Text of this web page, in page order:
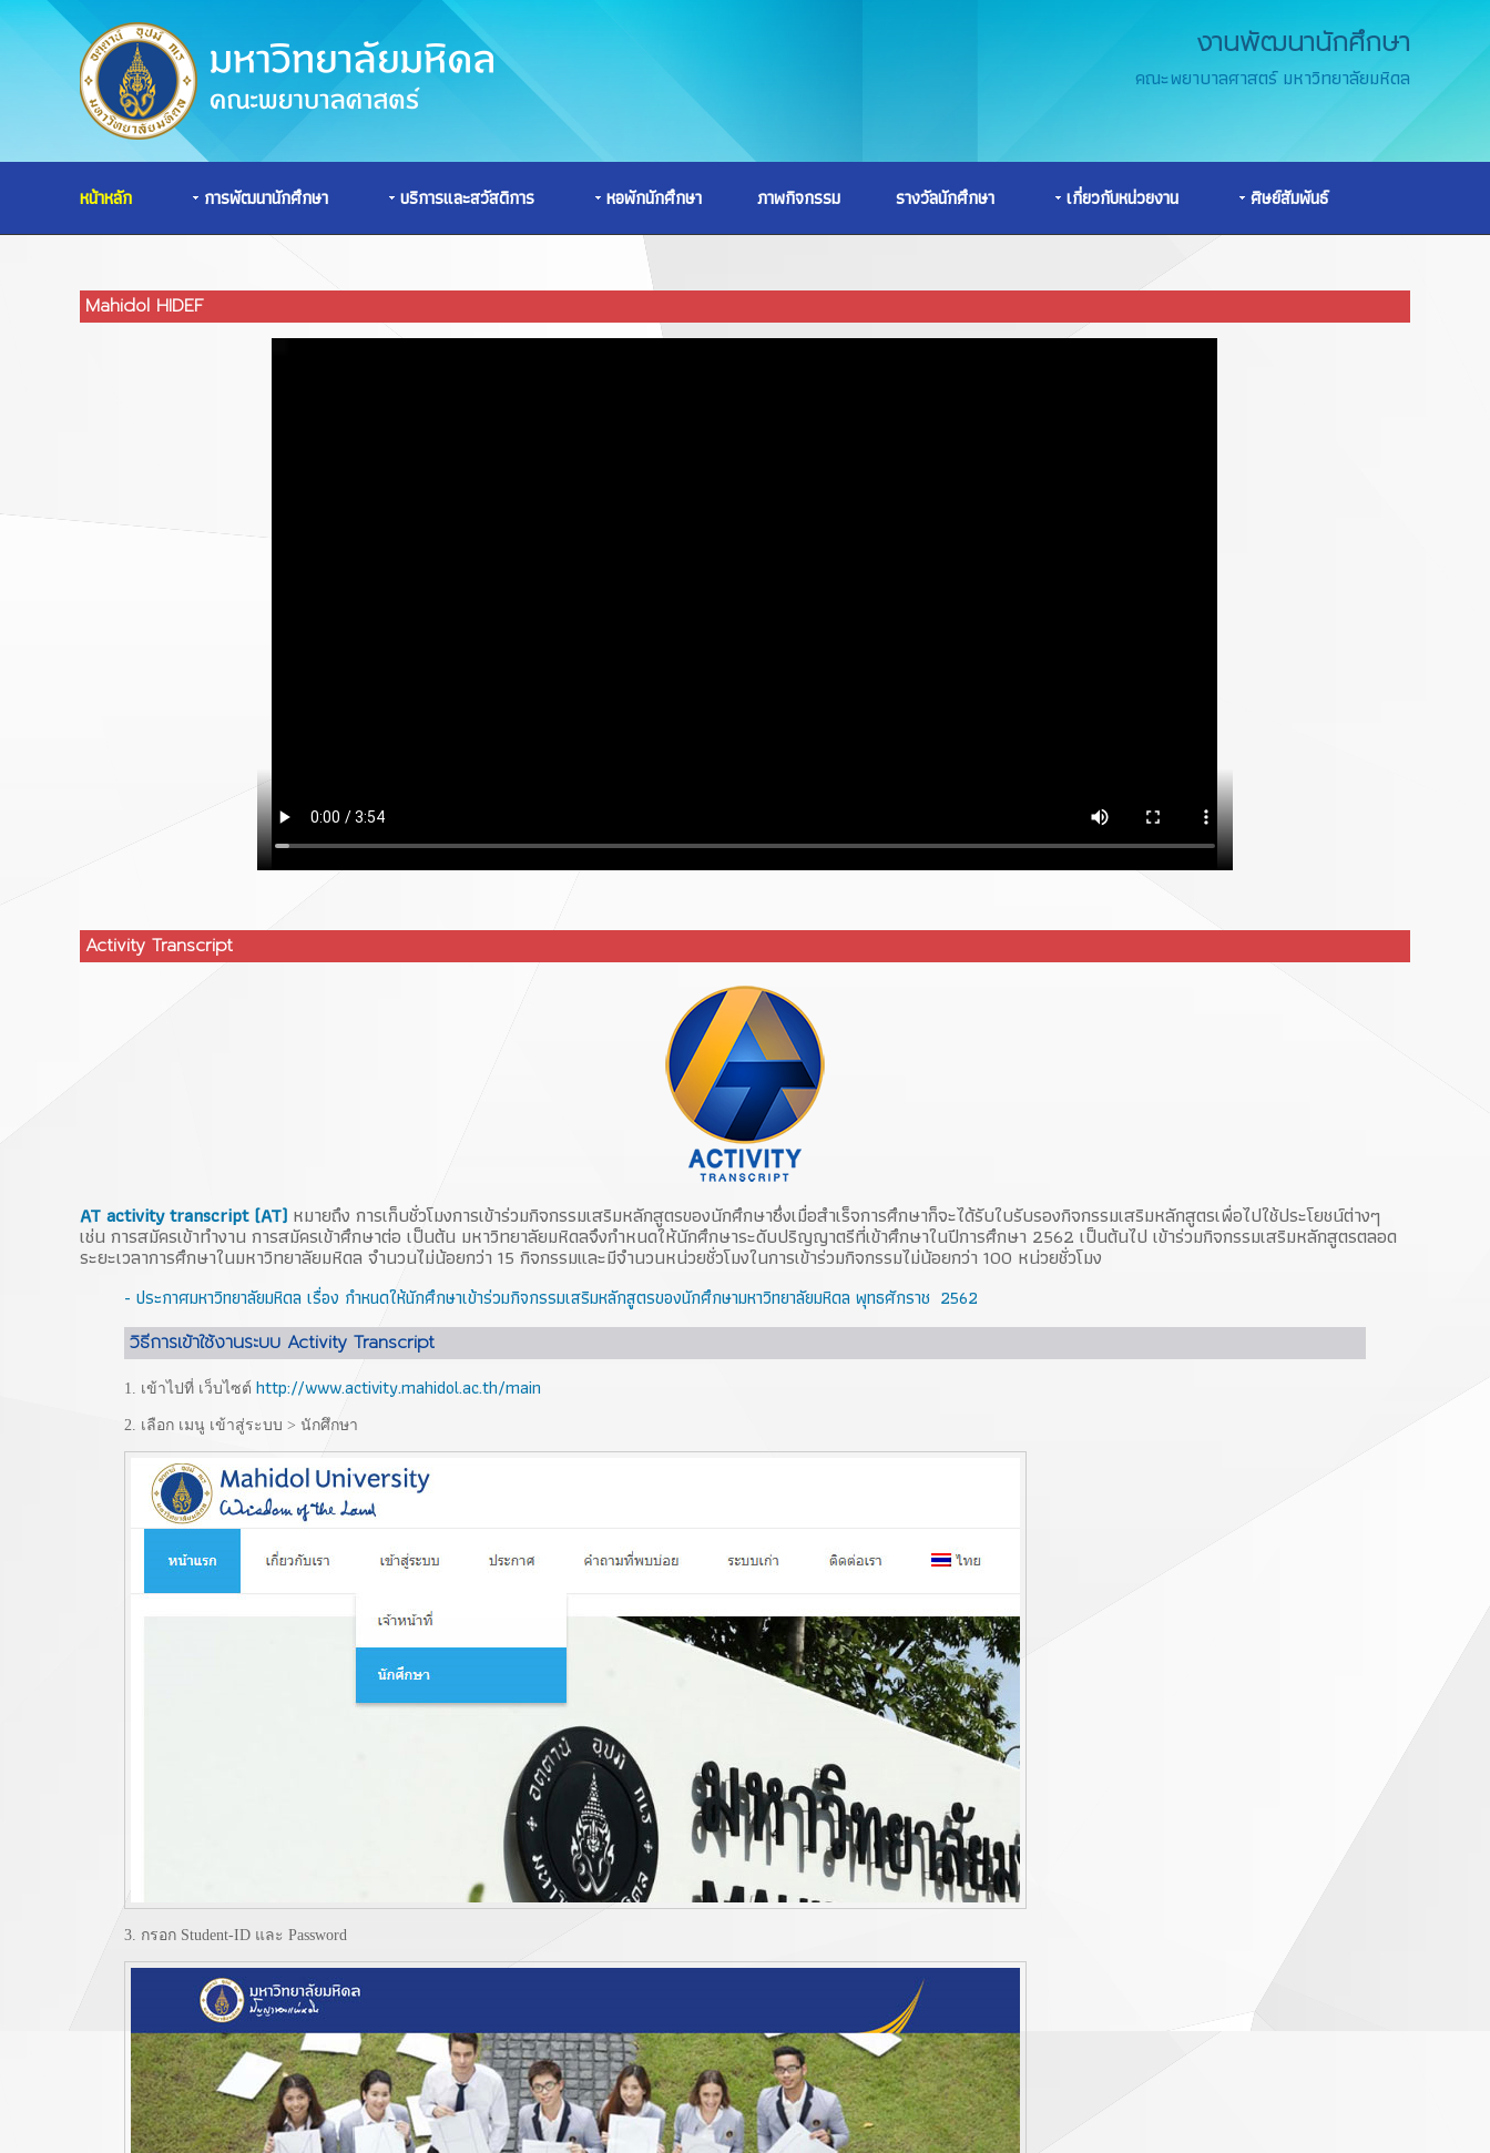
งานพัฒนานักศึกษา
คณะพยาบาลศาสตร์ มหาวิทยาลัยมหิดล
หน้าหลัก การพัฒนานักศึกษา บริการและสวัสดิการ หอพักนักศึกษา ภาพกิจกรรม รางวัลนักศึกษา เกี่ยวกับหน่วยงาน ศิษย์สัมพันธ์
Mahidol HIDEF
Activity Transcript
AT activity transcript (AT) หมายถึง การเก็บชั่วโมงการเข้าร่วมกิจกรรมเสริมหลักสูตรของนักศึกษาซึ่งเมื่อสำเร็จการศึกษาก็จะได้รับใบรับรองกิจกรรมเสริมหลักสูตรเพื่อไปใช้ประโยชน์ต่างๆ
เช่น การสมัครเข้าทำงาน การสมัครเข้าศึกษาต่อ เป็นต้น มหาวิทยาลัยมหิดลจึงกำหนดให้นักศึกษาระดับปริญญาตรีที่เข้าศึกษาในปีการศึกษา 2562 เป็นต้นไป เข้าร่วมกิจกรรมเสริมหลักสูตรตลอด
ระยะเวลาการศึกษาในมหาวิทยาลัยมหิดล จำนวนไม่น้อยกว่า 15 กิจกรรมและมีจำนวนหน่วยชั่วโมงในการเข้าร่วมกิจกรรมไม่น้อยกว่า 100 หน่วยชั่วโมง
- ประกาศมหาวิทยาลัยมหิดล เรื่อง กำหนดให้นักศึกษาเข้าร่วมกิจกรรมเสริมหลักสูตรของนักศึกษามหาวิทยาลัยมหิดล พุทธศักราช 2562
วิธีการเข้าใช้งานระบบ Activity Transcript
1. เข้าไปที่ เว็บไซต์ http://www.activity.mahidol.ac.th/main
2. เลือก เมนู เข้าสู่ระบบ > นักศึกษา
3. กรอก Student-ID และ Password